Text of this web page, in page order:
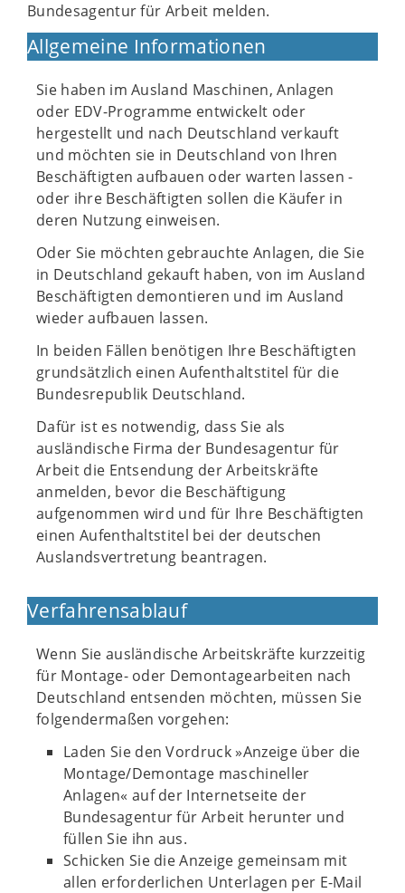
Bundesagentur für Arbeit melden.
Allgemeine Informationen
Sie haben im Ausland Maschinen, Anlagen
oder EDV-Programme entwickelt oder
hergestellt und nach Deutschland verkauft
und möchten sie in Deutschland von Ihren
Beschäftigten aufbauen oder warten lassen -
oder ihre Beschäftigten sollen die Käufer in
deren Nutzung einweisen.
Oder Sie möchten gebrauchte Anlagen, die Sie
in Deutschland gekauft haben, von im Ausland
Beschäftigten demontieren und im Ausland
wieder aufbauen lassen.
In beiden Fällen benötigen Ihre Beschäftigten
grundsätzlich einen Aufenthaltstitel für die
Bundesrepublik Deutschland.
Dafür ist es notwendig, dass Sie als
ausländische Firma der Bundesagentur für
Arbeit die Entsendung der Arbeitskräfte
anmelden, bevor die Beschäftigung
aufgenommen wird und für Ihre Beschäftigten
einen Aufenthaltstitel bei der deutschen
Auslandsvertretung beantragen.
Verfahrensablauf
Wenn Sie ausländische Arbeitskräfte kurzzeitig
für Montage- oder Demontagearbeiten nach
Deutschland entsenden möchten, müssen Sie
folgendermaßen vorgehen:
Laden Sie den Vordruck »Anzeige über die
Montage/Demontage maschineller
Anlagen« auf der Internetseite der
Bundesagentur für Arbeit herunter und
füllen Sie ihn aus.
Schicken Sie die Anzeige gemeinsam mit
allen erforderlichen Unterlagen per E-Mail